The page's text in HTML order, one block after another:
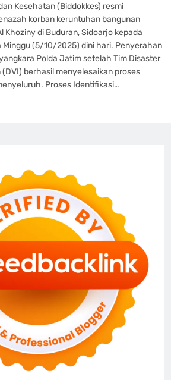
Kesehatan (Biddokkes) resmi
korban keruntuhan bangunan
Khoziny di Buduran, Sidoarjo kepada
Minggu (5/10/2025) dini hari. Penyerahan
Polda Jatim setelah Tim Disaster
berhasil menyelesaikan proses
Proses Identifikasi…